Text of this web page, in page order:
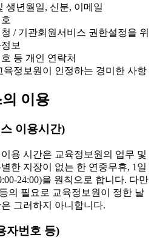
생년월일, 신분, 이메일
/ 기관회원서비스 권한설정을 위
보
등 개인 연락처
정보원이 인정하는 경미한 사항
이용
이용시간)
용 시간은 교육정보원의 업무 및
한 지장이 없는 한 연중무휴, 1일
24:00)을 원칙으로 합니다. 다만
의 필요로 교육정보원이 정한 날
그러하지 아니합니다.
자번호 등)